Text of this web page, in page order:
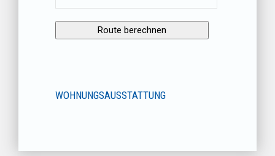
WOHNUNGSAUSSTATTUNG